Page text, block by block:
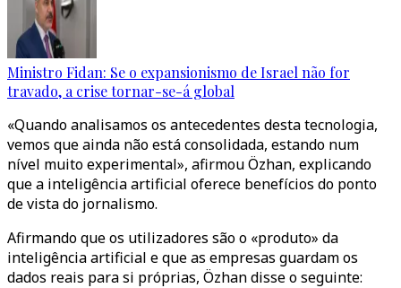
Ministro Fidan: Se o expansionismo de Israel não for
travado, a crise tornar-se-á global
«Quando analisamos os antecedentes desta tecnologia,
vemos que ainda não está consolidada, estando num
nível muito experimental», afirmou Özhan, explicando
que a inteligência artificial oferece benefícios do ponto
de vista do jornalismo.
Afirmando que os utilizadores são o «produto» da
inteligência artificial e que as empresas guardam os
dados reais para si próprias, Özhan disse o seguinte: